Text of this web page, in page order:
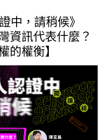
中，請稍候》
資訊代表什麼？
的權衡】